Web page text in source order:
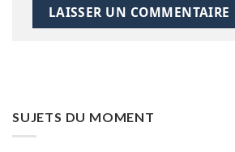
SUJETS DU MOMENT